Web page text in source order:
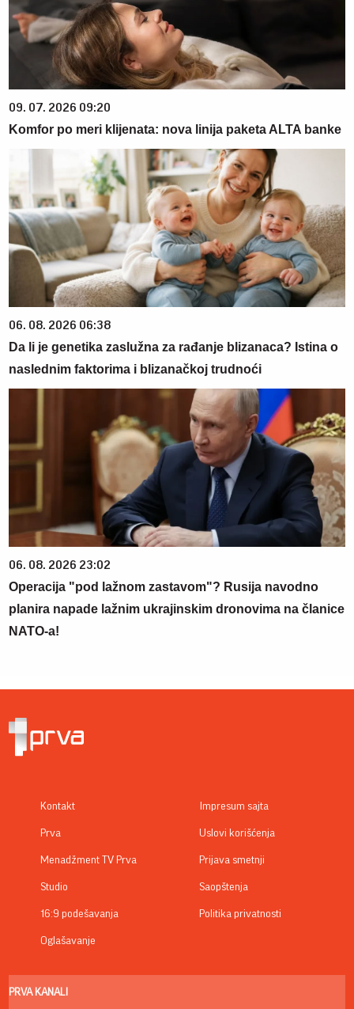
09. 07. 2026 09:20
Komfor po meri klijenata: nova linija paketa ALTA banke
06. 08. 2026 06:38
Da li je genetika zaslužna za rađanje blizanaca? Istina o
naslednim faktorima i blizanačkoj trudnoći
06. 08. 2026 23:02
Operacija "pod lažnom zastavom"? Rusija navodno
planira napade lažnim ukrajinskim dronovima na članice
NATO-a!
Kontakt
Prva
Menadžment TV Prva
Studio
16:9 podešavanja
Oglašavanje
Impresum sajta
Uslovi korišćenja
Prijava smetnji
Saopštenja
Politika privatnosti
PRVA KANALI